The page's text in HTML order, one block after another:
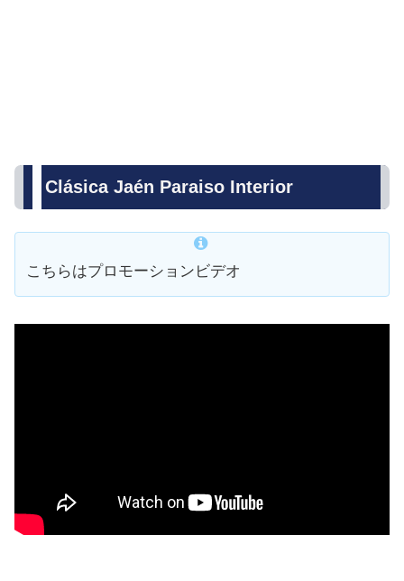
Clásica Jaén Paraiso Interior
こちらはプロモーションビデオ